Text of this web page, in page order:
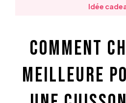
Idée
Comment
meilleure